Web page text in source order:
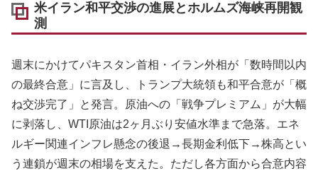
米イラン和平交渉の進展とホルムズ海峡再開観
測
週末にかけてパキスタン首相・イラン外相が「数時間以内
の最終合意」に言及し、トランプ大統領も和平合意が「概
ね交渉完了」と発言。原油への「戦争プレミアム」が大幅
に剥落し、WTI原油は2ヶ月ぶり安値水準まで急落。エネ
ルギー関連インフレ懸念の後退→長期金利低下→株高とい
う連鎖が週末の相場を支えた。ただし各方面から合意内容